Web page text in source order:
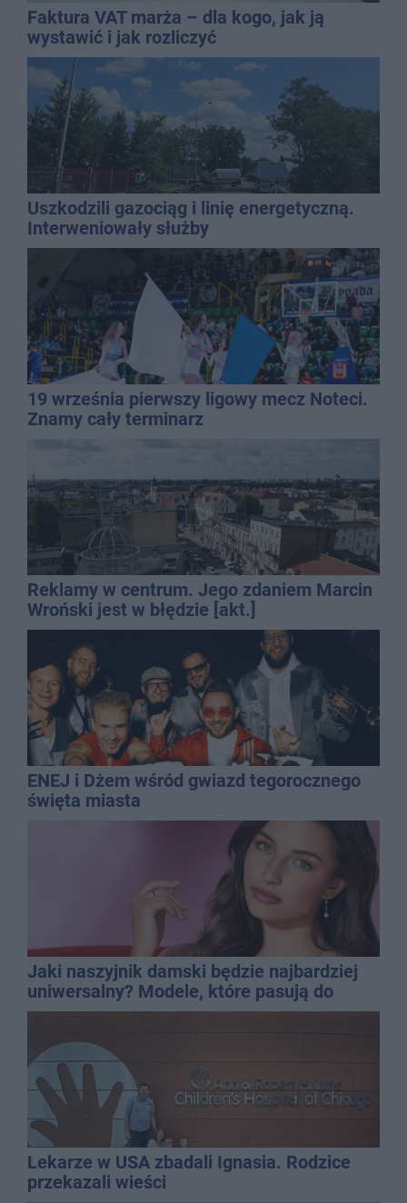
Faktura VAT marża – dla kogo, jak ją
wystawić i jak rozliczyć
Uszkodzili gazociąg i linię energetyczną.
Interweniowały służby
19 września pierwszy ligowy mecz Noteci.
Znamy cały terminarz
Reklamy w centrum. Jego zdaniem Marcin
Wroński jest w błędzie [akt.]
ENEJ i Dżem wśród gwiazd tegorocznego
święta miasta
Jaki naszyjnik damski będzie najbardziej
uniwersalny? Modele, które pasują do
wielu stylizacji
Lekarze w USA zbadali Ignasia. Rodzice
przekazali wieści